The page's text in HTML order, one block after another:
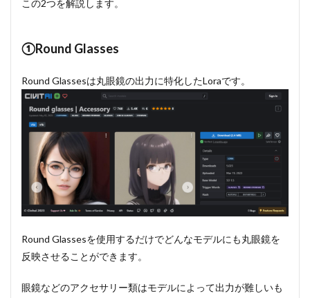
この2つを解説します。
①Round Glasses
Round Glassesは丸眼鏡の出力に特化したLoraです。
Round Glassesを使用するだけでどんなモデルにも丸眼鏡を
反映させることができます。
眼鏡などのアクセサリー類はモデルによって出力が難しいも